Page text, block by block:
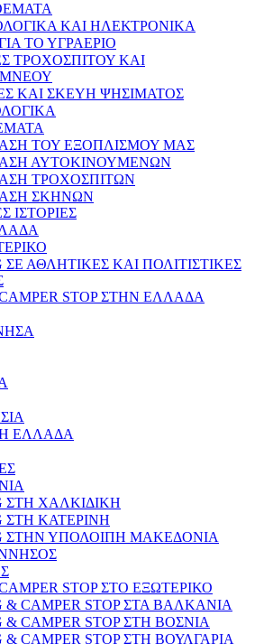
ΚΑΙ ΗΛΕΚΤΡΟΝΙΚΑ
ΤΟ ΥΓΡΑΕΡΙΟ
ΤΡΟΧΟΣΠΙΤΟΥ ΚΑΙ
ΚΑΙ ΣΚΕΥΗ ΨΗΣΙΜΑΤΟΣ
ΤΟΥ ΕΞΟΠΛΙΣΜΟΥ ΜΑΣ
ΑΥΤΟΚΙΝΟΥΜΕΝΩΝ
ΤΡΟΧΟΣΠΙΤΩΝ
ΣΚΗΝΩΝ
ΙΣΤΟΡΙΕΣ
ΣΕ ΑΘΛΗΤΙΚΕΣ ΚΑΙ ΠΟΛΙΤΙΣΤΙΚΕΣ
STOP ΣΤΗN ΕΛΛΑΔΑ
ΕΛΛΑΔΑ
ΣΤΗ ΧΑΛΚΙΔΙΚΗ
ΣΤΗ ΚΑΤΕΡΙΝΗ
ΣΤΗΝ ΥΠΟΛΟΙΠΗ ΜΑΚΕΔΟΝΙΑ
STOP ΣΤΟ ΕΞΩΤΕΡΙΚΟ
CAMPER STOP ΣΤΑ ΒΑΛΚΑΝΙΑ
CAMPER STOP ΣΤΗ ΒΟΣΝΙΑ
CAMPER STOP ΣΤΗ ΒΟΥΛΓΑΡΙΑ